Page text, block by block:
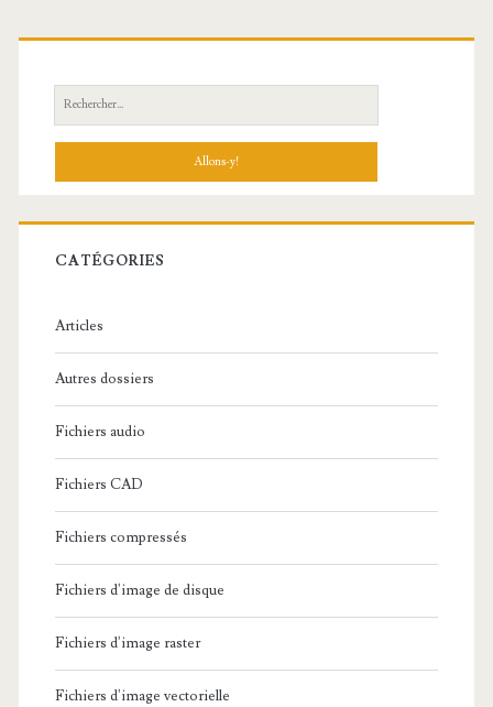
R
e
h
r
c
:
CATÉGORIES
Articles
Autres dossiers
Fichiers audio
Fichiers CAD
Fichiers compressés
Fichiers d'image de disque
Fichiers d'image raster
Fichiers d'image vectorielle